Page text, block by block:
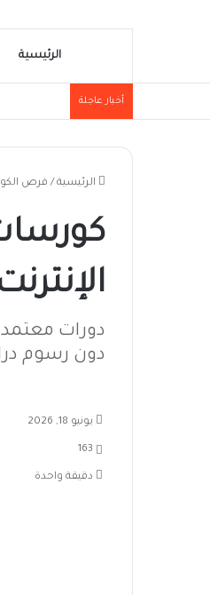
الرئيسية
أخبار عاجلة
الرئيسية / فرص
دورات
دون رسوم
يونيو 18, 2026
163
دقيقة واحدة